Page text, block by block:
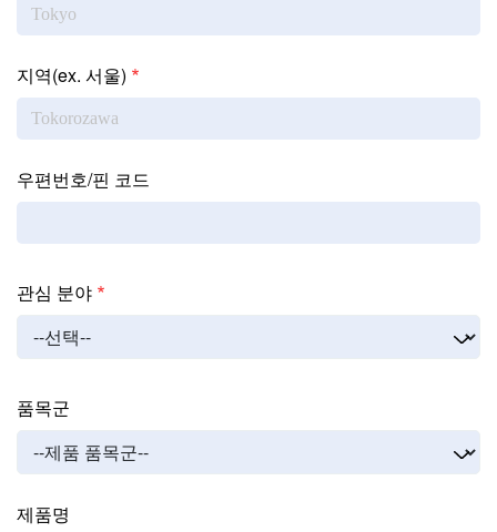
지역(ex. 서울)
우편번호/핀 코드
Interest
관심 분야
Product
품목군
제품명